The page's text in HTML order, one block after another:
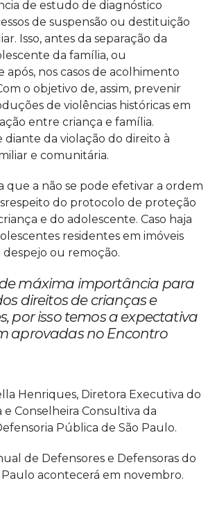
de estudo de diagnóstico
de suspensão ou destituição
Isso, antes da separação da
da família, ou
nos casos de acolhimento
o objetivo de, assim, prevenir
de violências históricas em
entre criança e família.
diante da violação do direito à
e comunitária.
que a não se pode efetivar a ordem
do protocolo de proteção
e do adolescente. Caso haja
residentes em imóveis
despejo ou remoção.
de máxima importância para
direitos de crianças e
por isso temos a expectativa
aprovadas no Encontro
Henriques, Diretora Executiva do
e Conselheira Consultiva da
Pública de São Paulo.
de Defensores e Defensoras do
Paulo acontecerá em novembro.